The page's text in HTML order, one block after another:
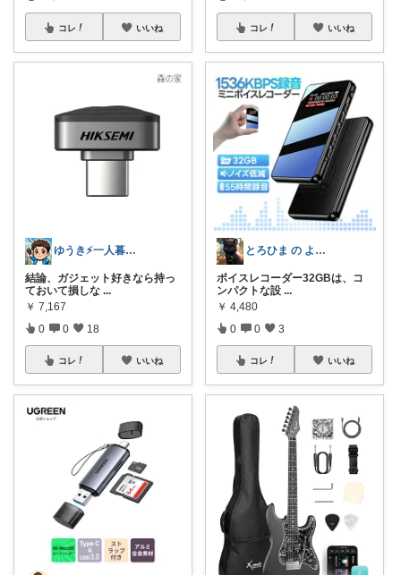
コレ いいね
ゆうき⚡一人暮らしのQOL投資
結論、ガジェット好きなら持っ
ておいて損しな ...
￥ 7,167
0 0 18
コレ いいね
コレ いいね
とろひま の よろず屋～お得な商品たち～
ボイスレコーダー32GBは、コ
ンパクトな設 ...
￥ 4,480
0 0 3
コレ いいね